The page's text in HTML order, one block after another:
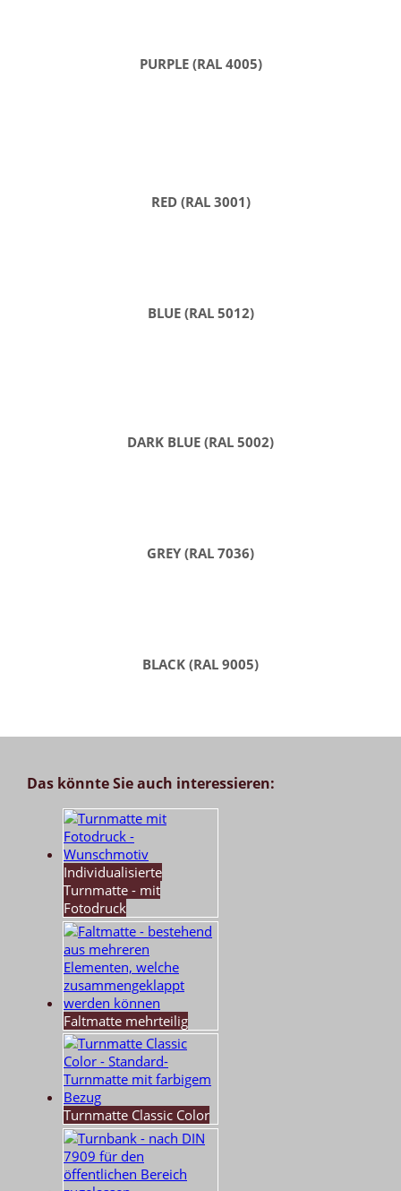
PURPLE (RAL 4005)
RED (RAL 3001)
BLUE (RAL 5012)
DARK BLUE (RAL 5002)
GREY (RAL 7036)
BLACK (RAL 9005)
Das könnte Sie auch interessieren:
Individualisierte
Turnmatte - mit
Fotodruck
Faltmatte mehrteilig
Turnmatte Classic Color